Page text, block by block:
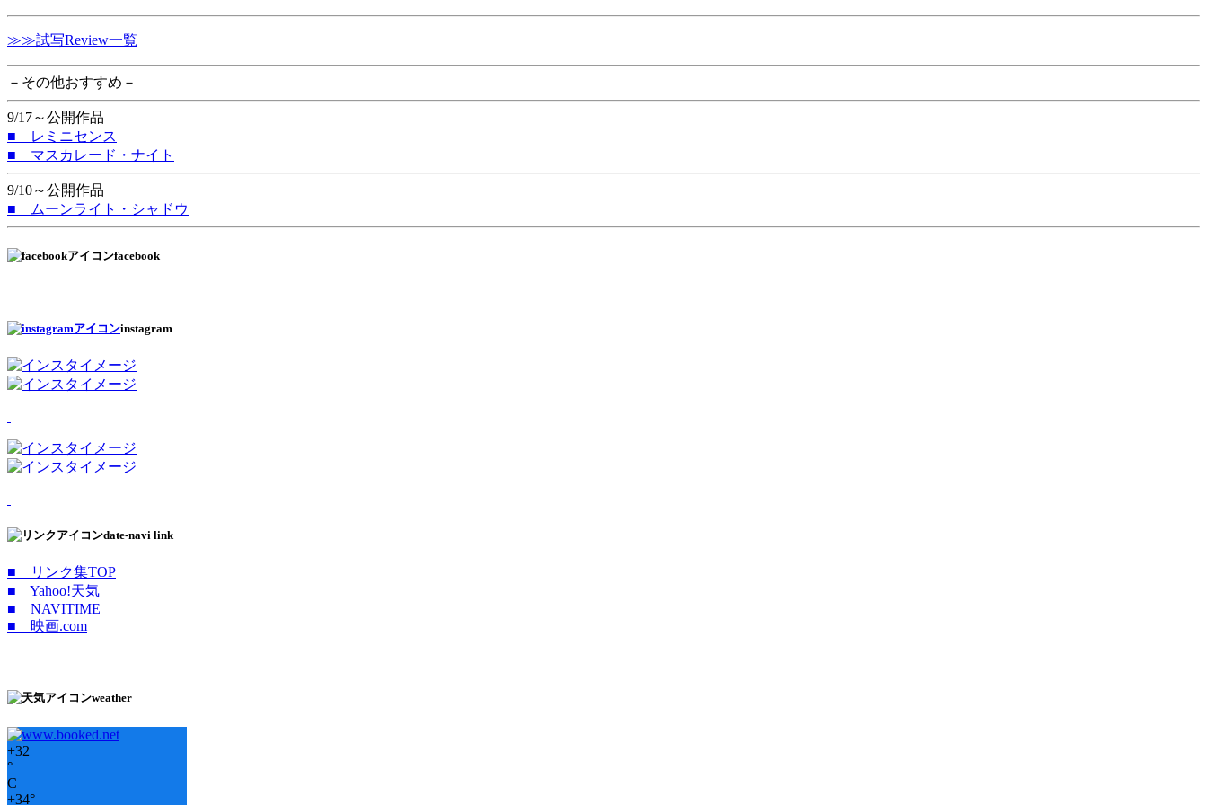
≫≫試写Review一覧
－その他おすすめ－
9/17～公開作品
■ レミニセンス
■ マスカレード・ナイト
9/10～公開作品
■ ムーンライト・シャドウ
facebook
instagram
date-navi link
■ リンク集TOP
■ Yahoo!天気
■ NAVITIME
■ 映画.com
weather
+32
°
C
+34°